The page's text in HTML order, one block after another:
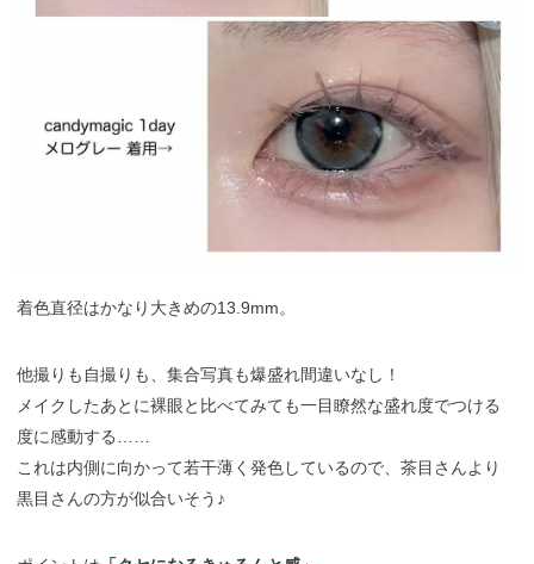
着色直径はかなり大きめの13.9mm。
他撮りも自撮りも、集合写真も爆盛れ間違いなし！
メイクしたあとに裸眼と比べてみても一目瞭然な盛れ度でつける
度に感動する……
これは内側に向かって若干薄く発色しているので、茶目さんより
黒目さんの方が似合いそう♪